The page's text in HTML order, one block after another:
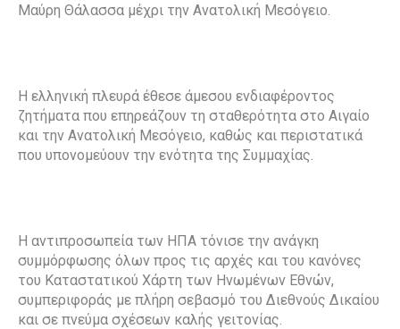
Μαύρη Θάλασσα μέχρι την Ανατολική Μεσόγειο.
Η ελληνική πλευρά έθεσε άμεσου ενδιαφέροντος
ζητήματα που επηρεάζουν τη σταθερότητα στο Αιγαίο
και την Ανατολική Μεσόγειο, καθώς και περιστατικά
που υπονομεύουν την ενότητα της Συμμαχίας.
Η αντιπροσωπεία των ΗΠΑ τόνισε την ανάγκη
συμμόρφωσης όλων προς τις αρχές και του κανόνες
του Καταστατικού Χάρτη των Ηνωμένων Εθνών,
συμπεριφοράς με πλήρη σεβασμό του Διεθνούς Δικαίου
και σε πνεύμα σχέσεων καλής γειτονίας.